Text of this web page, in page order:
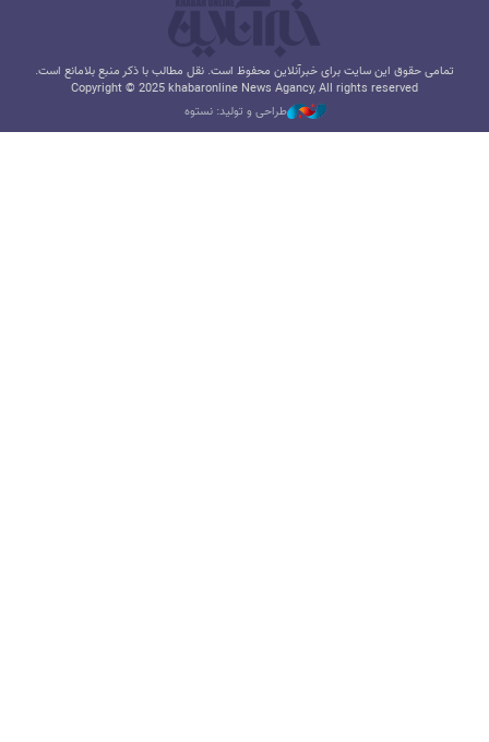
تمامی حقوق این سایت برای خبرآنلاین محفوظ است. نقل مطالب با ذکر منبع بلامانع است.
Copyright © 2025 khabaronline News Agancy, All rights reserved
طراحی و تولید: نستوه